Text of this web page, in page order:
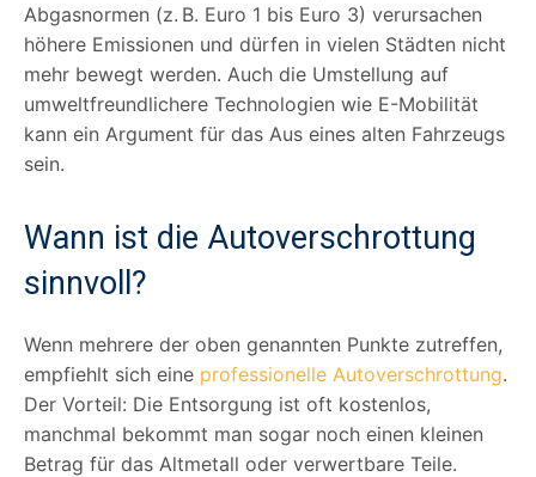
Abgasnormen (z. B. Euro 1 bis Euro 3) verursachen
höhere Emissionen und dürfen in vielen Städten nicht
mehr bewegt werden. Auch die Umstellung auf
umweltfreundlichere Technologien wie E-Mobilität
kann ein Argument für das Aus eines alten Fahrzeugs
sein.
Wann ist die Autoverschrottung
sinnvoll?
Wenn mehrere der oben genannten Punkte zutreffen,
empfiehlt sich eine professionelle Autoverschrottung.
Der Vorteil: Die Entsorgung ist oft kostenlos,
manchmal bekommt man sogar noch einen kleinen
Betrag für das Altmetall oder verwertbare Teile.